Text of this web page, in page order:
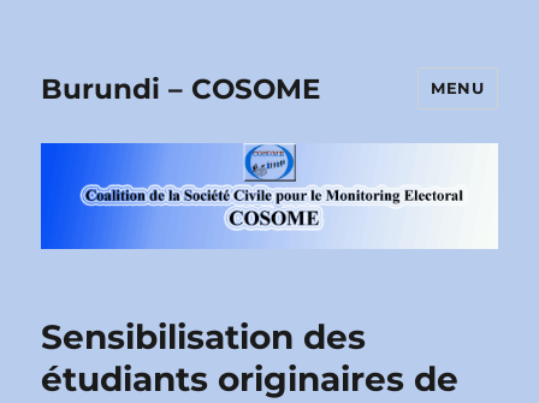
Burundi – COSOME MENU
Sensibilisation des
étudiants originaires de